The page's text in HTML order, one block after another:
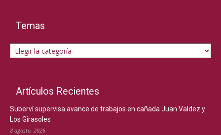
Temas
Temas
Artículos Recientes
Suberví supervisa avance de trabajos en cañada Juan Valdez y
Los Girasoles
8 agosto, 2026